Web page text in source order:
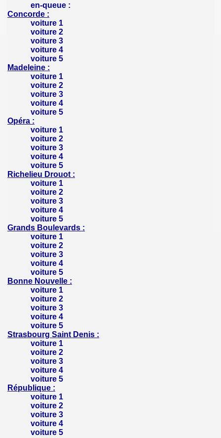
en-queue :
Concorde :
voiture 1
voiture 2
voiture 3
voiture 4
voiture 5
Madeleine :
voiture 1
voiture 2
voiture 3
voiture 4
voiture 5
Opéra :
voiture 1
voiture 2
voiture 3
voiture 4
voiture 5
Richelieu Drouot :
voiture 1
voiture 2
voiture 3
voiture 4
voiture 5
Grands Boulevards :
voiture 1
voiture 2
voiture 3
voiture 4
voiture 5
Bonne Nouvelle :
voiture 1
voiture 2
voiture 3
voiture 4
voiture 5
Strasbourg Saint Denis :
voiture 1
voiture 2
voiture 3
voiture 4
voiture 5
République :
voiture 1
voiture 2
voiture 3
voiture 4
voiture 5